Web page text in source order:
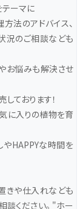
テーマに
法のアドバイス、
況のご相談なども
お悩みも解決させ
ております！
に入りの植物を育
やHAPPYな時間を
きや仕入れなども
談ください。 "ホー